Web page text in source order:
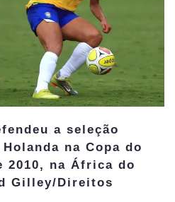
a seleção
na Copa do
2010, na África do
Gilley/Direitos